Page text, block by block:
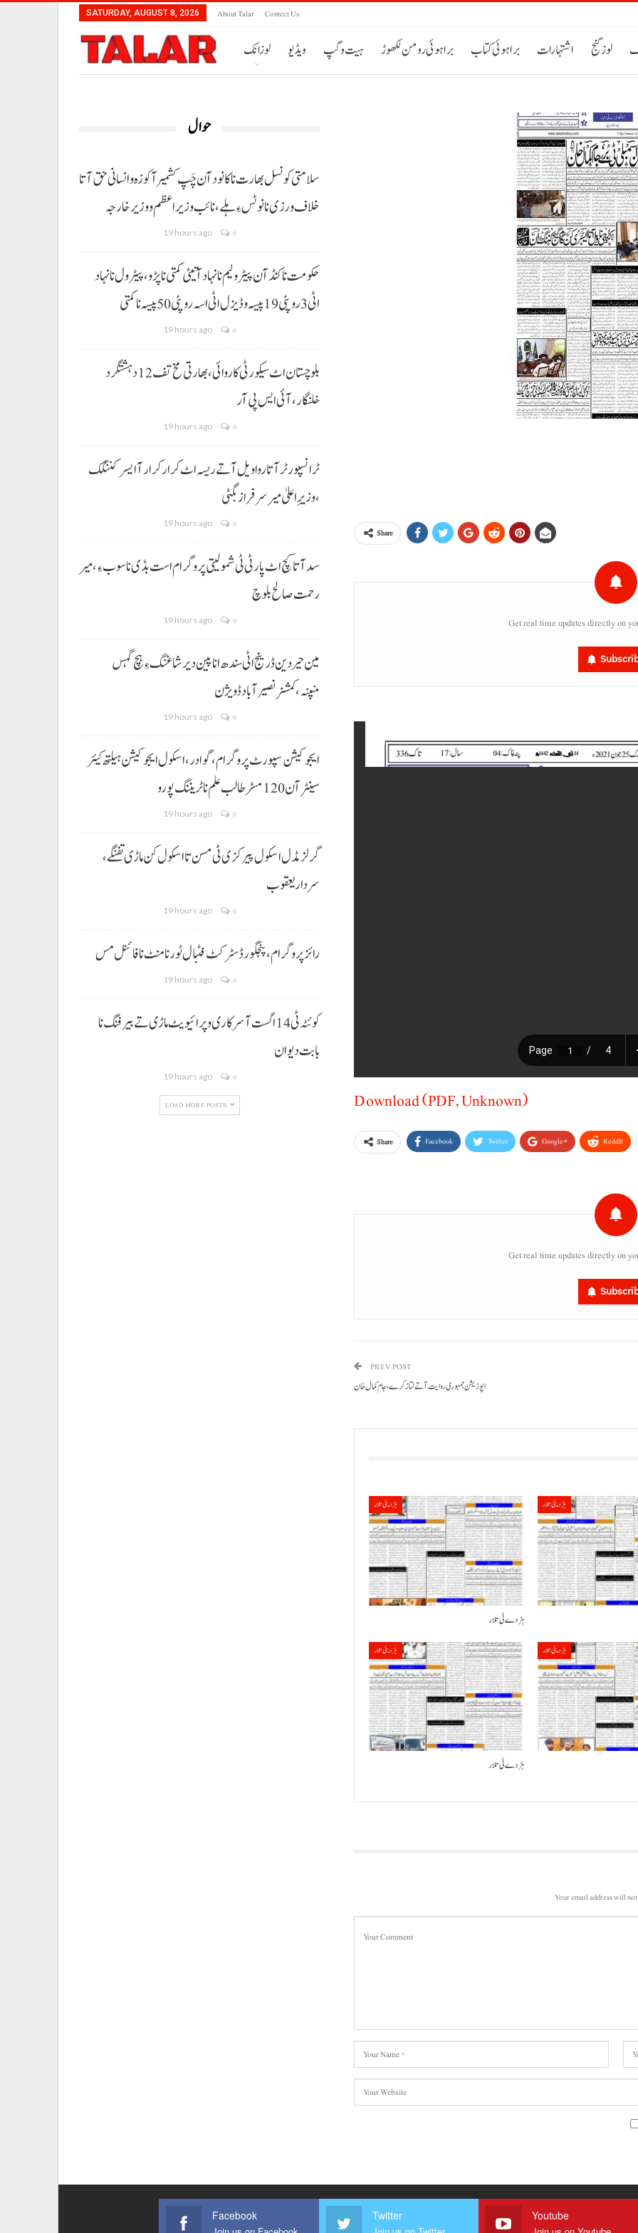
SATURDAY, AUGUST 8, 2026 About Talar Contect Us
لوزانک ویڈیو ہیت و گپ براہوئی رومن لکھوڑ براہوئی کتاب اشتہارات لوز گنج
Share
Get real time updates directly on
Download (PDF, Unknown)
Share Facebook Twitter Google+ ReddIt
Get real time updates directly on
PREV POST
اپوزیشن جمہوری روایت آتے لتاڑ کرے، جام کمال خان
ہڑدیئی تلار
ہڑدے ئی تلار
ہڑدیئی تلار
ہڑدیئی تلار
ہڑدے ئی تلار
ہڑدیئی تلار
Your email address will
حوال
سلامتی کونسل بھارت نا کانود آن چَپ کشمیر آ کوزہ و انسانی حق آتا
خلاف ورزی نا نوٹس ءِ ہلے،نائب وزیراعظم و وزیر خارجہ
19 hours ago 0
حکومت نا کنڈ آن پیٹرولیم نا نہاد آتیٹی کمتی نا پڑو،پیٹرول نا نہاد
اٹی 3 روپئی 19 پیسہ و ڈیزل اٹی اسہ روپئی 50 پیسہ نا کمتی
19 hours ago 0
بلوچستان اٹ سیکورٹی کاروائی، بھارتی مخ تف 12 دہشتگرد
خلنگار،آئی ایس پی آر
19 hours ago 0
ٹرانسپورٹر آتا روا ویل آتے ریسہ اٹ کرار کرار آ ایسر کننگک
،وزیرِ اعلیٰ میر سرفراز بگٹی
19 hours ago 0
سد آتا کچ اٹ پارٹی ٹی شمولیتی پروگرام است بڈی نا سوب ءِ،میر
رحمت صالح بلوچ
19 hours ago 0
مین حیردین ڈرینج اٹی سندھ انا پین دیر شاغنگ ءِ ہچ گہس
منپنہ،کمشنر نصیرآباد ڈویژن
19 hours ago 0
ایجوکیشن سپورٹ پروگرام،گوادر، اسکول ایجوکیشن ہیلتھ کیئر
سینٹر آن 120 مسڑ طالب علم نا ٹریننگ پورو
19 hours ago 0
گرلز مڈل اسکول پیرکزی ٹی مسن تا اسکول کن ماڑی تفنگے،
سردار یعقوب
19 hours ago 0
رائز پروگرام، پنجگور ڈسٹرکٹ فٹبال ٹورنامنٹ نا فائنل مس
19 hours ago 0
کوئٹہ ٹی 14 اگست آ سرکاری و پرائیویٹ ماڑی تے بیرفنگ نا
بابت دیوان
19 hours ago 0
LOAD MORE POSTS
Facebook Twitter Youtube